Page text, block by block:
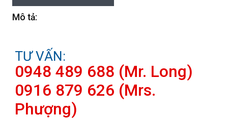
Mô tả:
TƯ VẤN:
0948 489 688 (Mr. Long)
0916 879 626 (Mrs.
Phượng)